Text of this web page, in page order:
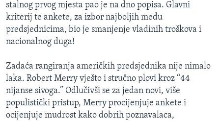
stalnog prvog mjesta pao je na dno popisa. Glavni
kriterij te ankete, za izbor najboljih među
predsjednicima, bio je smanjenje vladinih troškova i
nacionalnog duga!
Zadaća rangiranja američkih predsjednika nije nimalo
laka. Robert Merry vješto i stručno plovi kroz “44
nijanse sivoga.” Odlučivši se za jedan novi, više
populistički pristup, Merry procijenjuje ankete i
ocijenjuje mudrost kako dobrih poznavalaca,